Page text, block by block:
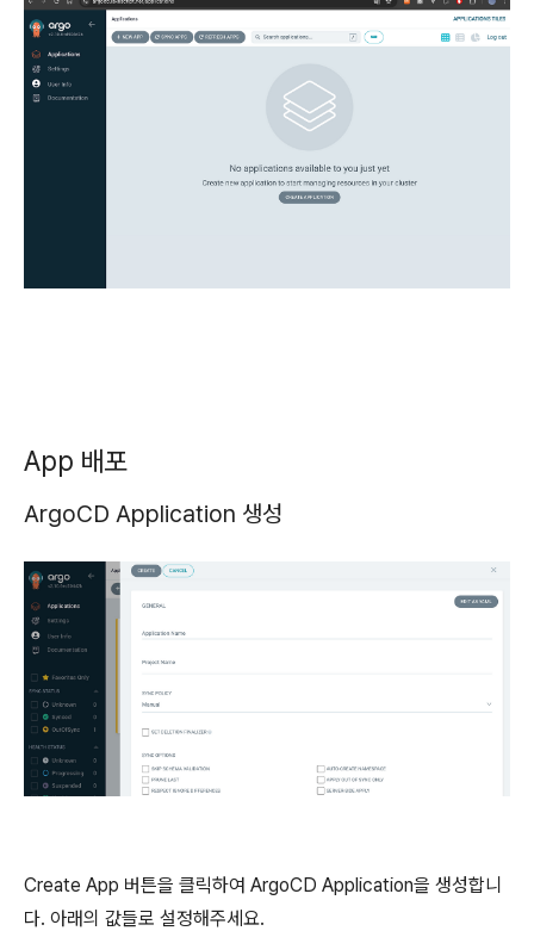
App 배포
ArgoCD Application 생성
Create App 버튼을 클릭하여 ArgoCD Application을 생성합니
다. 아래의 값들로 설정해주세요.